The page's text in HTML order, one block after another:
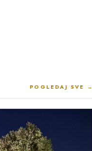
POGLEDAJ SVE →